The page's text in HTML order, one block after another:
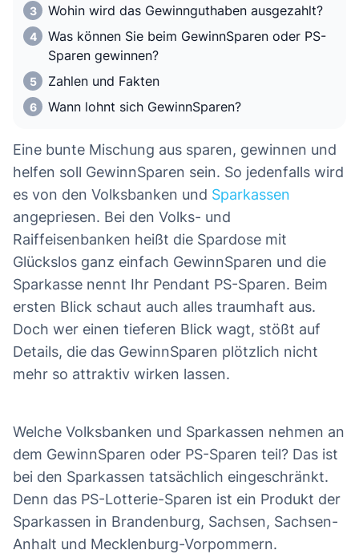
Wohin wird das Gewinnguthaben ausgezahlt?
Was können Sie beim GewinnSparen oder PS-
Sparen gewinnen?
Zahlen und Fakten
Wann lohnt sich GewinnSparen?
Eine bunte Mischung aus sparen, gewinnen und
helfen soll GewinnSparen sein. So jedenfalls wird
es von den Volksbanken und Sparkassen
angepriesen. Bei den Volks- und
Raiffeisenbanken heißt die Spardose mit
Glückslos ganz einfach GewinnSparen und die
Sparkasse nennt Ihr Pendant PS-Sparen. Beim
ersten Blick schaut auch alles traumhaft aus.
Doch wer einen tieferen Blick wagt, stößt auf
Details, die das GewinnSparen plötzlich nicht
mehr so attraktiv wirken lassen.
Welche Volksbanken und Sparkassen nehmen an
dem GewinnSparen oder PS-Sparen teil? Das ist
bei den Sparkassen tatsächlich eingeschränkt.
Denn das PS-Lotterie-Sparen ist ein Produkt der
Sparkassen in Brandenburg, Sachsen, Sachsen-
Anhalt und Mecklenburg-Vorpommern.